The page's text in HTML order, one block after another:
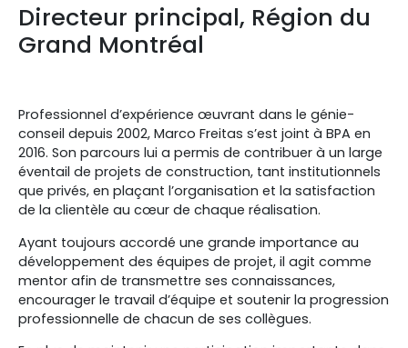
Directeur principal, Région du
Grand Montréal
Professionnel d’expérience œuvrant dans le génie-
conseil depuis 2002, Marco Freitas s’est joint à BPA en
2016. Son parcours lui a permis de contribuer à un large
éventail de projets de construction, tant institutionnels
que privés, en plaçant l’organisation et la satisfaction
de la clientèle au cœur de chaque réalisation.
Ayant toujours accordé une grande importance au
développement des équipes de projet, il agit comme
mentor afin de transmettre ses connaissances,
encourager le travail d’équipe et soutenir la progression
professionnelle de chacun de ses collègues.